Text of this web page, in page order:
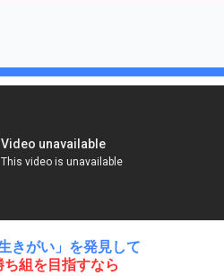
きがい」を発見して
ち組を目指すなら